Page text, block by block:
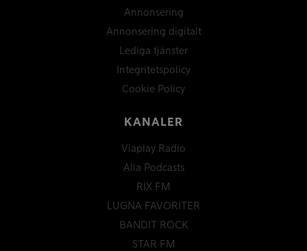
Annonsering
Annonsering digitalt
Lediga tjänster
Integritetspolicy
Cookie Policy
KANALER
Viaplay Radio
Alla Podcasts
RIX FM
LUGNA FAVORITER
BANDIT ROCK
STAR FM